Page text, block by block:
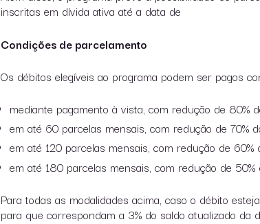
inscritas em dívida ativa até a data de
Condições de parcelamento
Os débitos elegíveis ao programa podem ser pagos
mediante pagamento à vista, com redução de 80%
em até 60 parcelas mensais, com redução de 70%
em até 120 parcelas mensais, com redução de
em até 180 parcelas mensais, com redução de
Para todas as modalidades acima, caso o débito
para que correspondam a 3% do saldo atualizado da